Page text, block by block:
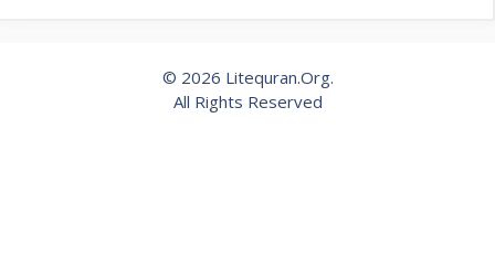
© 2026 Litequran.Org.
All Rights Reserved